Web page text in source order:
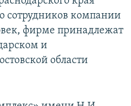
сотрудников компании
фирме принадлежат
и
области